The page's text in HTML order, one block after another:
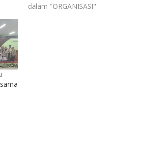
dalam "ORGANISASI"